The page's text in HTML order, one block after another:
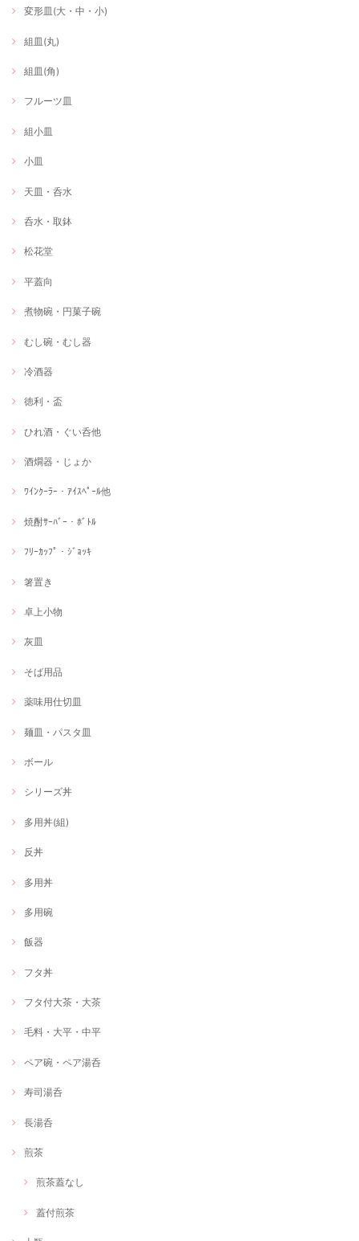
変形皿(大・中・小)
組皿(丸)
組皿(角)
フルーツ皿
組小皿
小皿
天皿・呑水
呑水・取鉢
松花堂
平蓋向
煮物碗・円菓子碗
むし碗・むし器
冷酒器
徳利・盃
ひれ酒・ぐい呑他
酒燗器・じょか
ﾜｲﾝｸｰﾗｰ・ｱｲｽﾍﾟｰﾙ他
焼酎ｻｰﾊﾞｰ・ﾎﾞﾄﾙ
ﾌﾘｰｶｯﾌﾟ・ｼﾞｮｯｷ
箸置き
卓上小物
灰皿
そば用品
薬味用仕切皿
麺皿・パスタ皿
ボール
シリーズ丼
多用丼(組)
反丼
多用丼
多用碗
飯器
フタ丼
フタ付大茶・大茶
毛料・大平・中平
ペア碗・ペア湯呑
寿司湯呑
長湯呑
煎茶
煎茶蓋なし
蓋付煎茶